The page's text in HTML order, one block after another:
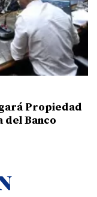
Propiedad
Banco